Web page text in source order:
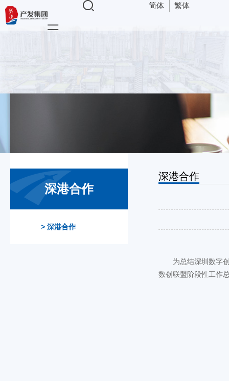
简体 繁体
深港合作
深港合作
> 深港合作
为总结深圳数字
数创联盟阶段性工作